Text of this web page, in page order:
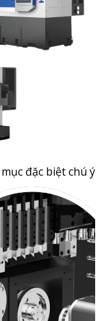
đặc biệt chú ý